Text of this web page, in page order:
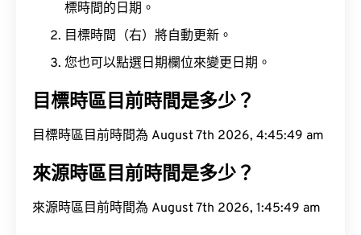
標時間的日期。
目標時間（右）將自動更新。
您也可以點選日期欄位來變更日期。
目標時區目前時間是多少？
目標時區目前時間為 August 7th 2026, 4:45:50 am
來源時區目前時間是多少？
來源時區目前時間為 August 7th 2026, 1:45:50 am